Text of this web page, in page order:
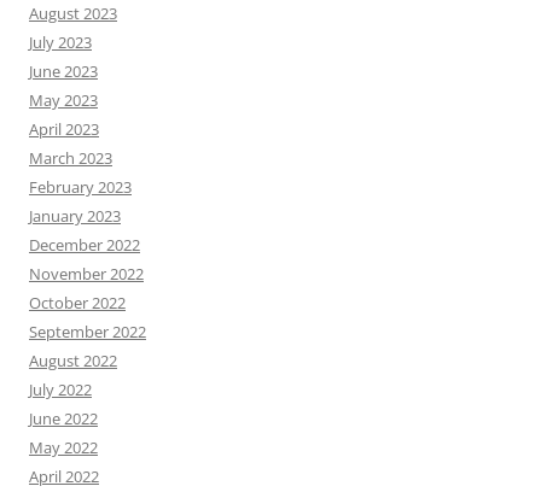
August 2023
July 2023
June 2023
May 2023
April 2023
March 2023
February 2023
January 2023
December 2022
November 2022
October 2022
September 2022
August 2022
July 2022
June 2022
May 2022
April 2022